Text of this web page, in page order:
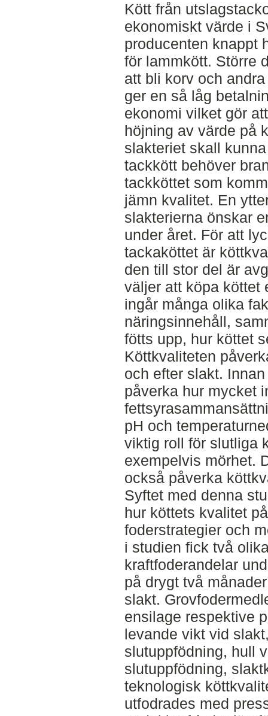
Kött från
ekonomiskt värde i
producenten knappt
för lammkött. Större
att bli korv och
ger en så låg
ekonomi vilket gör
höjning av värde på
slakteriet skall
tackkött behöver
tackköttet som
jämn kvalitet. En
slakterierna önskar
under året. För att
tackaköttet är
den till stor del är
väljer att köpa köttet
ingår många olika
näringsinnehåll,
fötts upp, hur köttet
Köttkvaliteten
och efter slakt.
påverka hur mycket
pH och
viktig roll för slutliga
exempelvis mörhet.
också påverka
Syftet med denna
hur köttets kvalitet
foderstrategier och
i studien fick två
kraftfoderandelar
på drygt två
slakt.
ensilage respektive
levande vikt vid
slutuppfödning, hull
slutuppfödning,
teknologisk
utfodrades med